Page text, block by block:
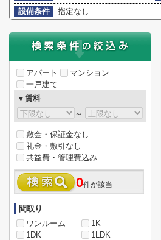
設備条件
指定なし
アパート
マンション
一戸建て
▼賃料
～
敷金・保証金なし
礼金・敷引なし
共益費・管理費込み
0件が該当
間取り
ワンルーム
1K
1DK
1LDK